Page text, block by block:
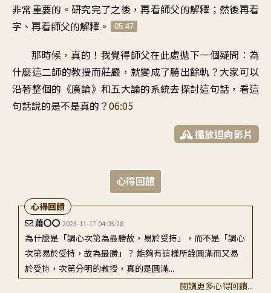
非常重要的 。研究完了之後 ，再看師父的解釋 ； 然後再看
字、再看師父的解釋 。 05:47
那時候 ， 真的！我覺得師父在此處拋下一個疑問 ： 為
什麼這二師的教授而莊嚴，就變成了勝出餘軌 ？ 大家可以
沿著整個的《廣論》和五大論的系統去探討這句話 ， 看這
句話說的是不是真的 ？06:05
播放迴向影片
心得回饋
蕭〇〇 2023-11-17 04:03:28
為什麼是「調心次第為最勝故，易於受持」，而不是「調心
次第易於受持，故為最勝」？ 能夠有這樣所詮圓滿而又易
於受持，次第分明的教授，真的是圓滿...
心得回饋
閱讀更多心得回饋...